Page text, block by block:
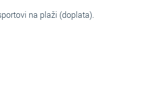
na plaži (doplata).